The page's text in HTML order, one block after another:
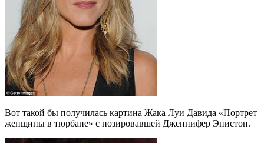
Вот такой бы получилась картина Жака Луи Давида «Портрет
женщины в тюрбане» с позировавшей Дженнифер Энистон.